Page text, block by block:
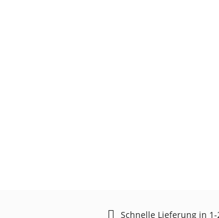
Schnelle Lieferung in 1-